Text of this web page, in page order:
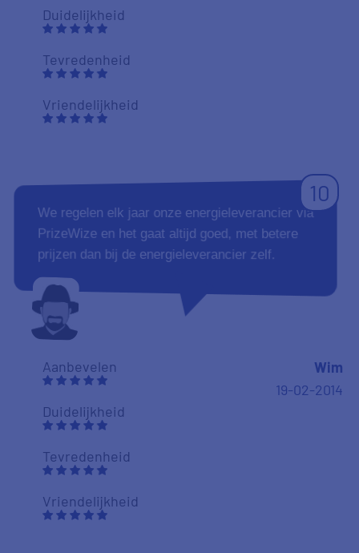
Duidelijkheid
Tevredenheid
Vriendelijkheid
10
We regelen elk jaar onze energieleverancier via
PrizeWize en het gaat altijd goed, met betere
prijzen dan bij de energieleverancier zelf.
Aanbevelen
Duidelijkheid
Tevredenheid
Vriendelijkheid
Wim
19-02-2014